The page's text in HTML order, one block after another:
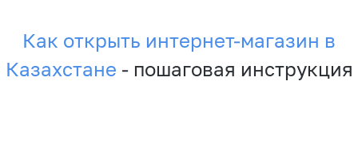
Как открыть интернет-магазин в
Казахстане - пошаговая инструкция